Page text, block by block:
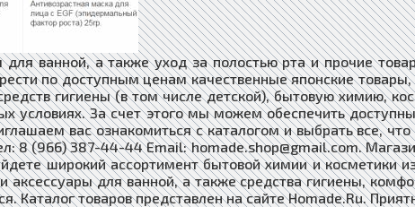
ванной, а также уход за полостью рта и прочие
по доступным ценам качественные японские
гигиены (в том числе детской), бытовую химию,
условиях. За счет этого мы можем обеспечить
вас ознакомиться с каталогом и выбрать все,
8 (966) 387-44-44 Email: homade.shop@gmail.com.
широкий ассортимент бытовой химии и косметики
для ванной, а также средства гигиены,
Каталог товаров представлен на сайте Homade.Ru.